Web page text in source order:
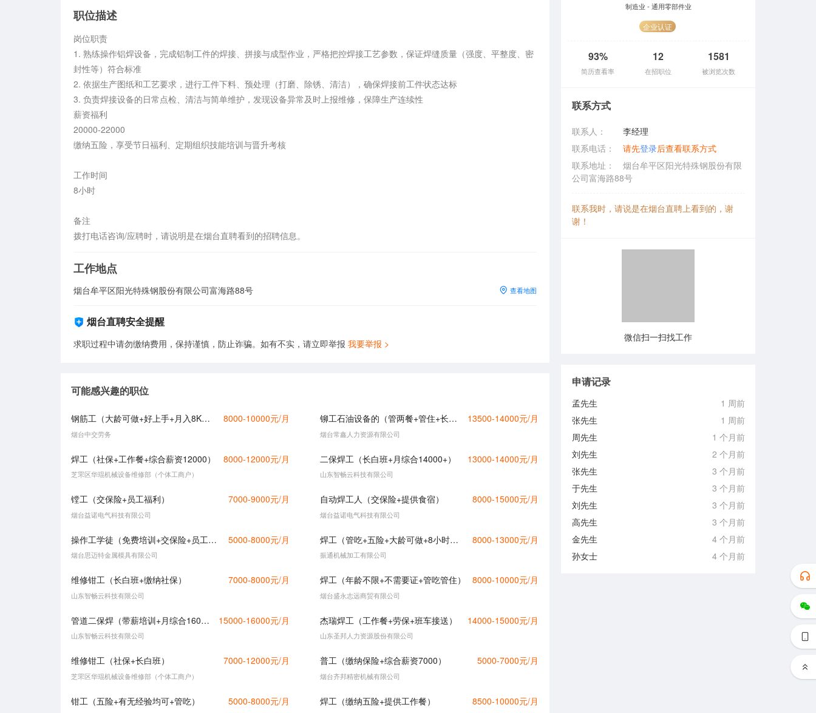
职位描述
岗位职责
1. 熟练操作铝焊设备，完成铝制工件的焊接、拼接与成型作业，严格把控焊接工艺参数，保证焊缝质量（强度、平整度、密
封性等）符合标准
2. 依据生产图纸和工艺要求，进行工件下料、预处理（打磨、除锈、清洁），确保焊接前工件状态达标
3. 负责焊接设备的日常点检、清洁与简单维护，发现设备异常及时上报维修，保障生产连续性
薪资福利
20000-22000
缴纳五险，享受节日福利、定期组织技能培训与晋升考核
工作时间
8小时
备注
拨打电话咨询/应聘时，请说明是在烟台直聘看到的招聘信息。
工作地点
烟台牟平区阳光特殊钢股份有限公司富海路88号 查看地图
烟台直聘安全提醒
求职过程中请勿缴纳费用，保持谨慎，防止诈骗。如有不实，请立即举报 我要举报 >
可能感兴趣的职位
钢筋工（大龄可做+好上手+月入8K起） 8000-10000元/月
烟台中交劳务
铆工石油设备的（管两餐+管住+长白班） 13500-14000元/月
烟台常鑫人力资源有限公司
焊工（社保+工作餐+综合薪资12000） 8000-12000元/月
芝罘区华琨机械设备维修部（个体工商户）
二保焊工（长白班+月综合14000+） 13000-14000元/月
山东智畅云科技有限公司
镗工（交保险+员工福利） 7000-9000元/月
烟台益诺电气科技有限公司
自动焊工人（交保险+提供食宿） 8000-15000元/月
烟台益诺电气科技有限公司
操作工学徒（免费培训+交保险+员工福利） 5000-8000元/月
烟台思迈特金属模具有限公司
焊工（管吃+五险+大龄可做+8小时制） 8000-13000元/月
振通机械加工有限公司
维修钳工（长白班+缴纳社保） 7000-8000元/月
山东智畅云科技有限公司
焊工（年龄不限+不需要证+管吃管住） 8000-10000元/月
烟台盛永志远商贸有限公司
管道二保焊（带薪培训+月综合16000） 15000-16000元/月
山东智畅云科技有限公司
杰瑞焊工（工作餐+劳保+班车接送） 14000-15000元/月
山东圣邦人力资源股份有限公司
维修钳工（社保+长白班） 7000-12000元/月
芝罘区华琨机械设备维修部（个体工商户）
普工（缴纳保险+综合薪资7000） 5000-7000元/月
烟台齐邦精密机械有限公司
钳工（五险+有无经验均可+管吃） 5000-8000元/月 焊工（缴纳五险+提供工作餐） 8500-10000元/月
制造业 - 通用零部件业
企业认证
93%
简历查看率
12
在招职位
1581
被浏览次数
联系方式
联系人：
李经理
联系电话：
请先登录后查看联系方式
联系地址：
烟台牟平区阳光特殊钢股份有限
公司富海路88号
联系我时，请说是在烟台直聘上看到的，谢
谢！
微信扫一扫找工作
申请记录
孟先生
1 周前
张先生
1 周前
周先生
1 个月前
刘先生
2 个月前
张先生
3 个月前
于先生
3 个月前
刘先生
3 个月前
高先生
3 个月前
金先生
4 个月前
孙女士
4 个月前